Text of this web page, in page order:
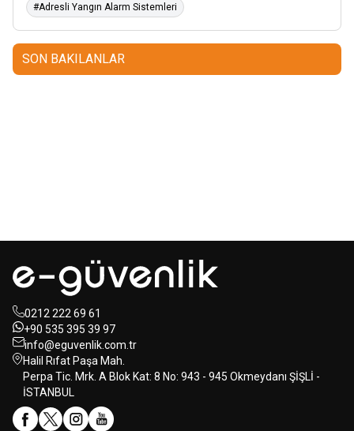
#Adresli Yangın Alarm Sistemleri
SON BAKILANLAR
0212 222 69 61
+90 535 395 39 97
info@eguvenlik.com.tr
Halil Rıfat Paşa Mah.
Perpa Tic. Mrk. A Blok Kat: 8 No: 943 - 945 Okmeydanı ŞİŞLİ -
İSTANBUL